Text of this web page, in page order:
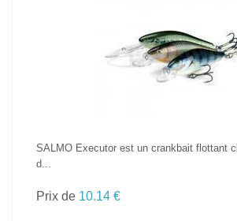
VOIR LE PRODUIT
SALMO Executor est un crankbait flottant
d...
Prix de 10.14 €